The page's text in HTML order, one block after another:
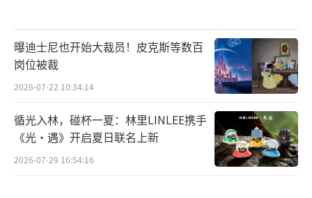
曝迪士尼也开始大裁员！皮克斯等数百
岗位被裁
2026-07-22 10:34:14
循光入林，碰杯一夏：林里LINLEE携手
《光·遇》开启夏日联名上新
2026-07-29 16:54:16